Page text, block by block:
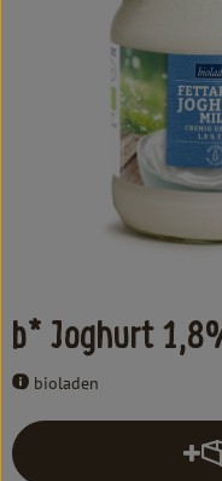
Kochen & Backen
Süß & Pikant
Getränke
Aktuelles
Erleben
b* Joghurt
bioladen